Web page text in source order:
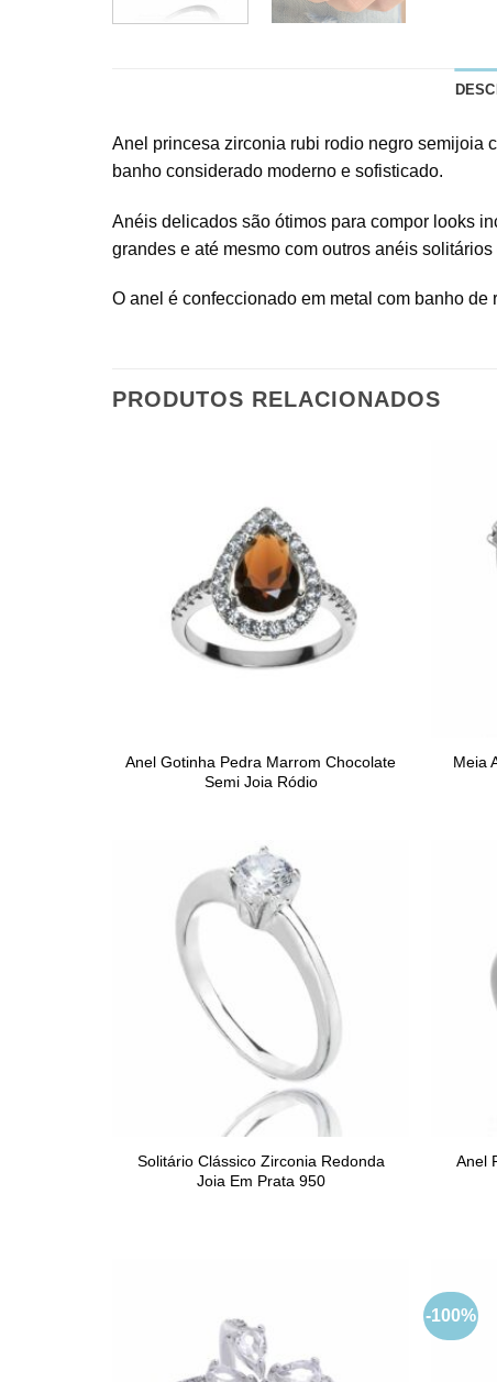
Anel princesa zirconia rubi rodio negro semijoia
banho considerado moderno e sofisticado.
Anéis delicados são ótimos para compor looks
grandes e até mesmo com outros anéis
O anel é confeccionado em metal com banho
PRODUTOS RELACIONADOS
Anel Gotinha Pedra Marrom Chocolate
Semi Joia Ródio
Meia
Solitário Clássico Zirconia Redonda
Joia Em Prata 950
Anel
-100%